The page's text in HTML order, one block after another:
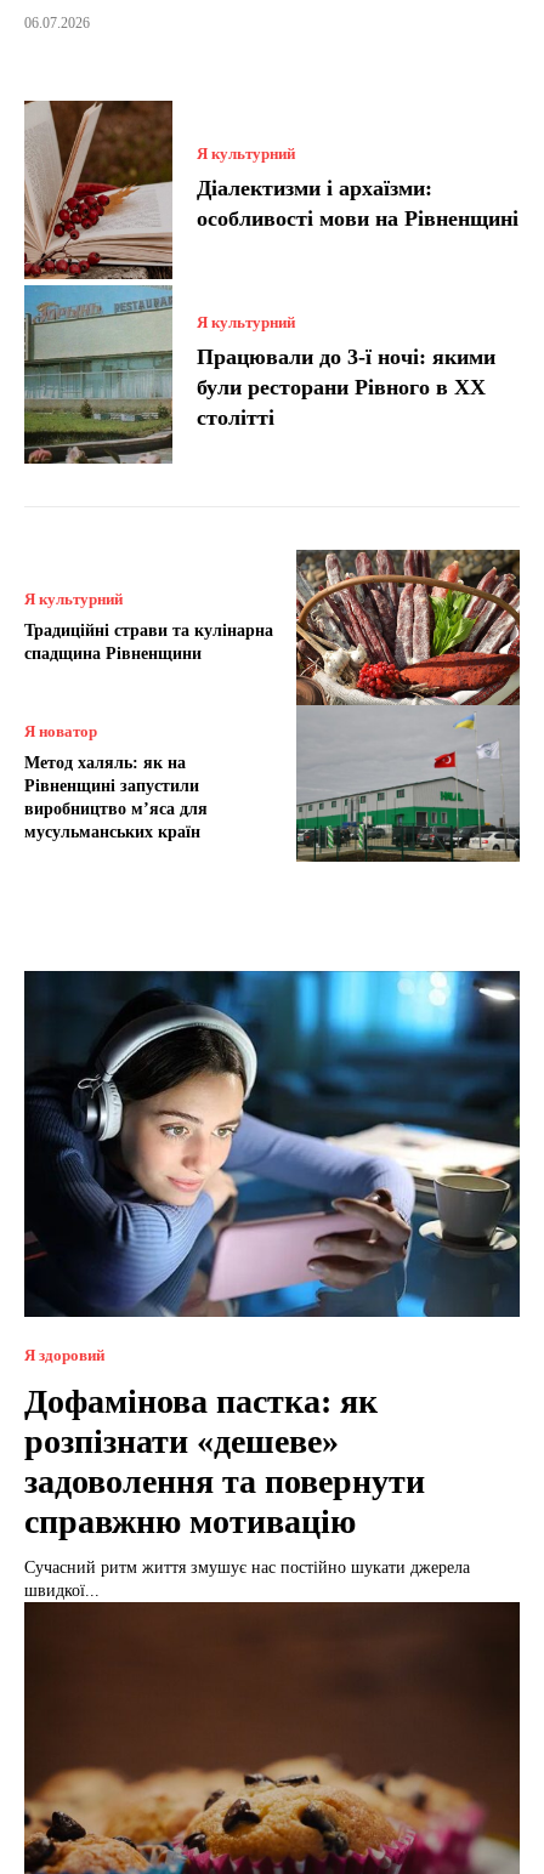
06.07.2026
Я культурний
Діалектизми і архаїзми:
особливості мови на Рівненщині
Я культурний
Працювали до 3-ї ночі: якими
були ресторани Рівного в XX
столітті
Я культурний
Традиційні страви та кулінарна
спадщина Рівненщини
Я новатор
Метод халяль: як на
Рівненщині запустили
виробництво м’яса для
мусульманських країн
Я здоровий
Дофамінова пастка: як
розпізнати «дешеве»
задоволення та повернути
справжню мотивацію
Сучасний ритм життя змушує нас постійно шукати джерела
швидкої...